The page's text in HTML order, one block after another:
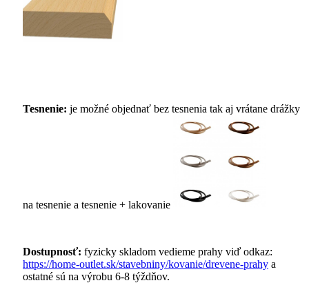
Tesnenie: je možné objednať bez tesnenia tak aj vrátane drážky
na tesnenie a tesnenie + lakovanie
Dostupnosť: fyzicky skladom vedieme prahy viď odkaz:
https://home-outlet.sk/stavebniny/kovanie/drevene-prahy a
ostatné sú na výrobu 6-8 týždňov.